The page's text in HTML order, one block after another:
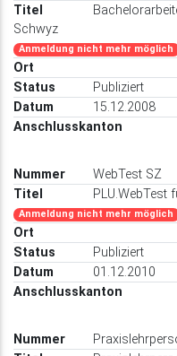
Schwyz
Anmeldung nicht mehr möglich
Publiziert
15.12.2008
WebTest SZ
PLU.WebTest
Anmeldung nicht mehr möglich
Publiziert
01.12.2010